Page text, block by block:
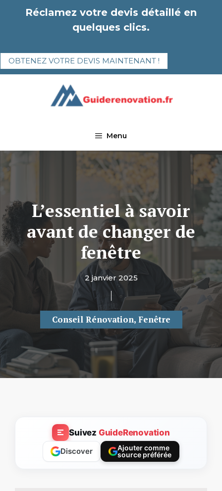
Réclamez votre devis détaillé en
quelques clics.
OBTENEZ VOTRE DEVIS MAINTENANT !
Menu
L’essentiel à savoir
avant de changer de
fenêtre
2 janvier 2025
Conseil Rénovation, Fenêtre
Suivez GuideRenovation
Discover
Ajouter comme
source préférée